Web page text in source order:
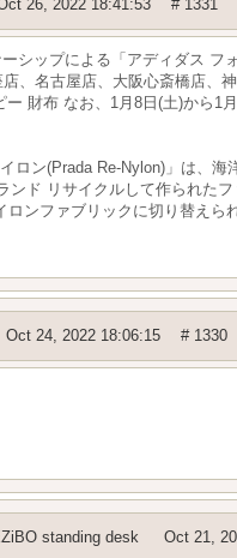
26, 2022 18:41:53 # 1331
シップによる「アディダス
、名古屋店、大阪心斎橋店、
財布 なお、1月8日(土)から
ロン(Prada Re-Nylon)」は、
ド リサイクルして作られた
ンファブリックに切り替えら
Oct 24, 2022 18:06:15 # 1330
standing desk Oct 21,